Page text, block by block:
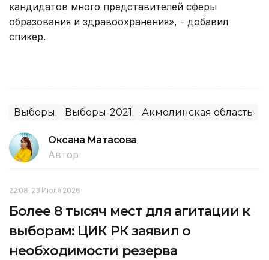
кандидатов много представителей сферы
образования и здравоохранения», - добавил
спикер.
Выборы Выборы-2021 Акмолинская область
Оксана Матасова
Автор
22:08, 23 Июля 2026
Более 8 тысяч мест для агитации к
выборам: ЦИК РК заявил о
необходимости резерва